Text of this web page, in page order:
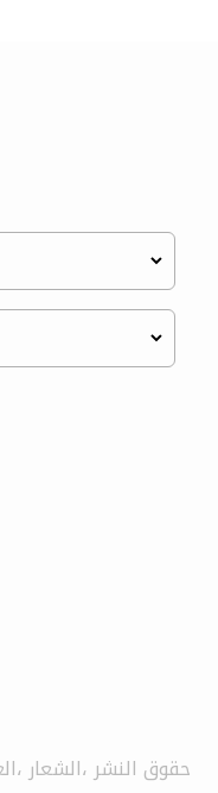
حقوق النشر ،الشعار